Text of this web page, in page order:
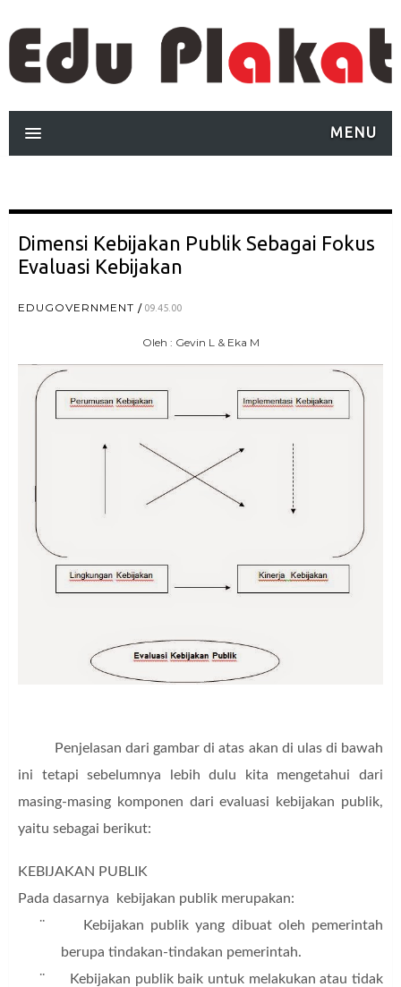
MENU
Dimensi Kebijakan Publik Sebagai Fokus
Evaluasi Kebijakan
EDUGOVERNMENT 09.45.00
Oleh : Gevin L & Eka M
Penjelasan dari gambar di atas akan di ulas di bawah
ini tetapi sebelumnya lebih dulu kita mengetahui dari
masing-masing komponen dari evaluasi kebijakan publik,
yaitu sebagai berikut:
KEBIJAKAN PUBLIK
Pada dasarnya kebijakan publik merupakan:
¨
Kebijakan publik yang dibuat oleh pemerintah
berupa tindakan-tindakan pemerintah.
¨
Kebijakan publik baik untuk melakukan atau tidak